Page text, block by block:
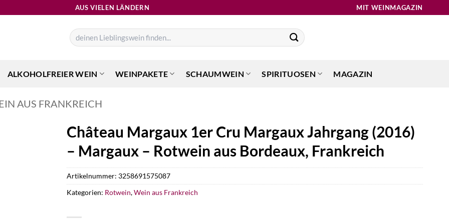
AUS VIELEN LÄNDERN MIT WEINMAGAZIN
Suchen
nach:
ALKOHOLFREIER WEIN WEINPAKETE SCHAUMWEIN SPIRITUOSEN MAGAZIN
AUS FRANKREICH
Château Margaux 1er Cru Margaux Jahrgang (2016)
– Margaux – Rotwein aus Bordeaux, Frankreich
Artikelnummer: 3258691575087
Kategorien: Rotwein,Wein aus Frankreich